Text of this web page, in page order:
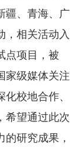
疆、青海、广
，相关活动入
点项目，被
家级媒体关注
校地合作、
希望通过此次
研究成果，